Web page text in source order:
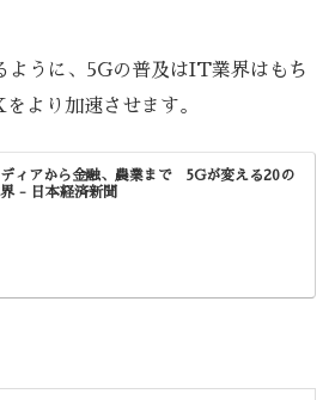
ように、5Gの普及はIT業界はもち
より加速させます。
ディアから金融、農業まで 5Gが変える20の
- 日本経済新聞